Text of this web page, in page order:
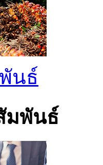
นธ์
มพันธ์